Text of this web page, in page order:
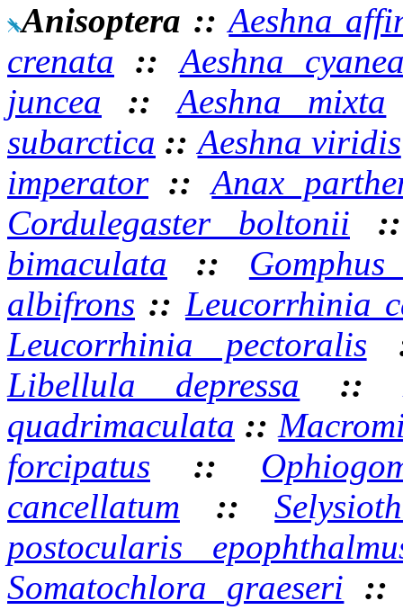
Anisoptera ::Aeshna
crenata ::Aeshna
juncea ::Aeshna mixta
subarctica ::Aeshna viridis
imperator::Anax
Cordulegaster boltonii
bimaculata ::
albifrons :: Leucorrhinia
Leucorrhinia pectoralis
Libellula depressa ::
quadrimaculata ::
forcipatus ::
cancellatum ::
postocularis
Somatochlora graeseri